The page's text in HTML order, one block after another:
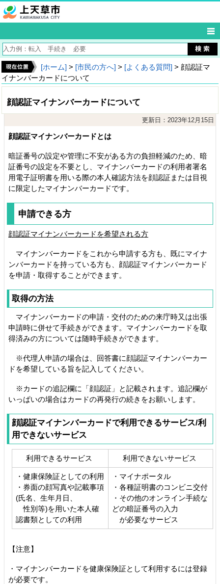
[ホーム] > [市民の方へ] > [よくある質問] > 顔認証マ
イナンバーカードについて
顔認証マイナンバーカードについて
更新日：2023年12月15日
顔認証マイナンバーカードとは
暗証番号の設定や管理に不安がある方の負担軽減のため、暗
証番号の設定を不要とし、マイナンバーカードの利用者署名
用電子証明書を用いる際の本人確認方法を顔認証または目視
に限定したマイナンバーカードです。
申請できる方
顔認証マイナンバーカードを希望される方
マイナンバーカードをこれから申請する方も、既にマイナ
ンバーカードを持っている方も、顔認証マイナンバーカード
を申請・取得することができます。
取得の方法
マイナンバーカードの申請・交付のための来庁時又は出張
申請時に併せて手続きができます。マイナンバーカードを取
得済みの方については随時手続きができます。
※代理人申請の場合は、回答書に顔認証マイナンバーカー
ドを希望している旨を記入してください。
※カードの追記欄に「顔認証」と記載されます。追記欄が
いっぱいの場合はカードの再発行の続きをお願いします。
顔認証マイナンバーカードで利用できるサービス/利
用できないサービス
利用できるサービス 利用できないサービス
・健康保険証としての利用
・券面の顔写真や記載事項
(氏名、生年月日、
性別等)を用いた本人確
認書類としての利用
・マイナポータル
・各種証明書のコンビニ交付
・その他のオンライン手続な
どの暗証番号の入力
が必要なサービス
【注意】
・マイナンバーカードを健康保険証として利用するには登録
が必要です。